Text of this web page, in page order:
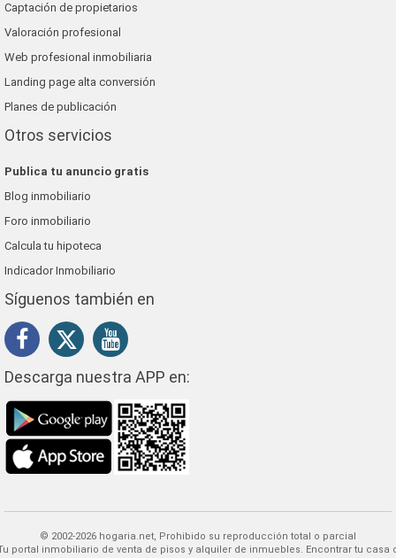
Captación de propietarios
Valoración profesional
Web profesional inmobiliaria
Landing page alta conversión
Planes de publicación
Otros servicios
Publica tu anuncio gratis
Blog inmobiliario
Foro inmobiliario
Calcula tu hipoteca
Indicador Inmobiliario
Síguenos también en
Descarga nuestra APP en:
© 2002-2026 hogaria.net, Prohibido su reproducción total o parcial
Encontrar tu casa o